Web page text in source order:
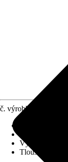
č. výrobku
Výška
Tloušťka skla